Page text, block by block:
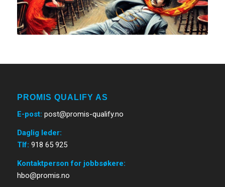
PROMIS QUALIFY AS
E-post: post@promis-qualify.no
Daglig leder:
Tlf: 918 65 925
Kontaktperson for jobbsøkere:
hbo@promis.no